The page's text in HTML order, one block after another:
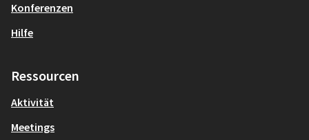
Konferenzen
Hilfe
Ressourcen
Aktivität
Meetings